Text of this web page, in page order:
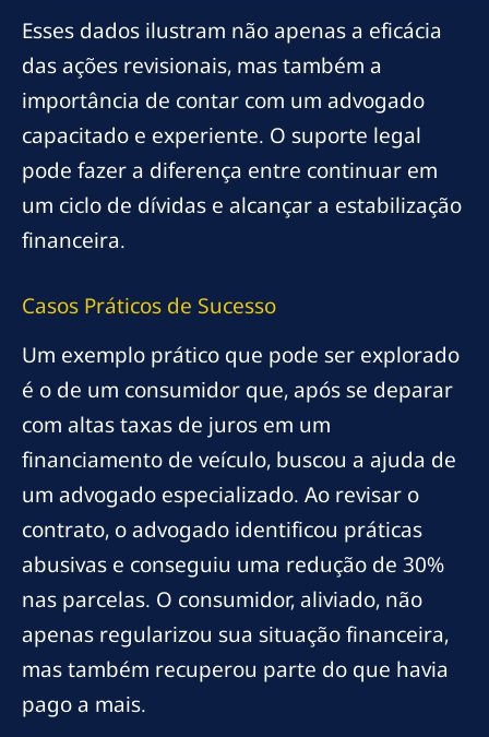
Esses dados ilustram não apenas a eficácia
das ações revisionais, mas também a
importância de contar com um advogado
capacitado e experiente. O suporte legal
pode fazer a diferença entre continuar em
um ciclo de dívidas e alcançar a estabilização
financeira.
Casos Práticos de Sucesso
Um exemplo prático que pode ser explorado
é o de um consumidor que, após se deparar
com altas taxas de juros em um
financiamento de veículo, buscou a ajuda de
um advogado especializado. Ao revisar o
contrato, o advogado identificou práticas
abusivas e conseguiu uma redução de 30%
nas parcelas. O consumidor, aliviado, não
apenas regularizou sua situação financeira,
mas também recuperou parte do que havia
pago a mais.